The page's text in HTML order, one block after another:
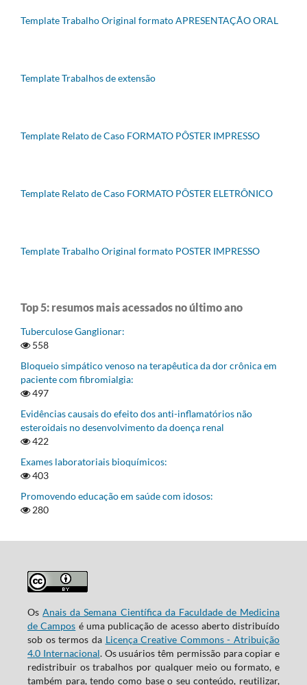
Template Trabalho Original formato APRESENTAÇÃO ORAL
Template Trabalhos de extensão
Template Relato de Caso FORMATO PÔSTER IMPRESSO
Template Relato de Caso FORMATO PÔSTER ELETRÔNICO
Template Trabalho Original formato POSTER IMPRESSO
Top 5: resumos mais acessados no último ano
Tuberculose Ganglionar:
558
Bloqueio simpático venoso na terapêutica da dor crônica em
paciente com fibromialgia:
497
Evidências causais do efeito dos anti-inflamatórios não
esteroidais no desenvolvimento da doença renal
422
Exames laboratoriais bioquímicos:
403
Promovendo educação em saúde com idosos:
280
OsAnais da Semana Científica da Faculdade de Medicina
de Campos é uma publicação de acesso aberto distribuído
sob os termos da Licença Creative Commons - Atribuição
4.0 Internacional. Os usuários têm permissão para copiar e
redistribuir os trabalhos por qualquer meio ou formato, e
também para, tendo como base o seu conteúdo, reutilizar,